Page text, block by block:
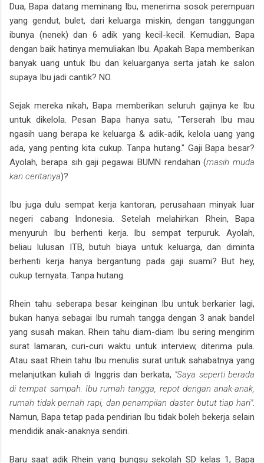
Dua, Bapa datang meminang Ibu, menerima sosok perempuan
yang gendut, bulet, dari keluarga miskin, dengan tanggungan
ibunya (nenek) dan 6 adik yang kecil-kecil. Kemudian, Bapa
dengan baik hatinya memuliakan Ibu. Apakah Bapa memberikan
banyak uang untuk Ibu dan keluarganya serta jatah ke salon
supaya Ibu jadi cantik? NO.
Sejak mereka nikah, Bapa memberikan seluruh gajinya ke Ibu
untuk dikelola. Pesan Bapa hanya satu, "Terserah Ibu mau
ngasih uang berapa ke keluarga & adik-adik, kelola uang yang
ada, yang penting kita cukup. Tanpa hutang." Gaji Bapa besar?
Ayolah, berapa sih gaji pegawai BUMN rendahan (masih muda
kan ceritanya)?
Ibu juga dulu sempat kerja kantoran, perusahaan minyak luar
negeri cabang Indonesia. Setelah melahirkan Rhein, Bapa
menyuruh Ibu berhenti kerja. Ibu sempat terpuruk. Ayolah,
beliau lulusan ITB, butuh biaya untuk keluarga, dan diminta
berhenti kerja hanya bergantung pada gaji suami? But hey,
cukup ternyata. Tanpa hutang.
Rhein tahu seberapa besar keinginan Ibu untuk berkarier lagi,
bukan hanya sebagai Ibu rumah tangga dengan 3 anak bandel
yang susah makan. Rhein tahu diam-diam Ibu sering mengirim
surat lamaran, curi-curi waktu untuk interview, diterima pula.
Atau saat Rhein tahu Ibu menulis surat untuk sahabatnya yang
melanjutkan kuliah di Inggris dan berkata, "Saya seperti berada
di tempat sampah. Ibu rumah tangga, repot dengan anak-anak,
rumah tidak pernah rapi, dan penampilan daster butut tiap hari".
Namun, Bapa tetap pada pendirian Ibu tidak boleh bekerja selain
mendidik anak-anaknya sendiri.
Baru saat adik Rhein yang bungsu sekolah SD kelas 1, Bapa